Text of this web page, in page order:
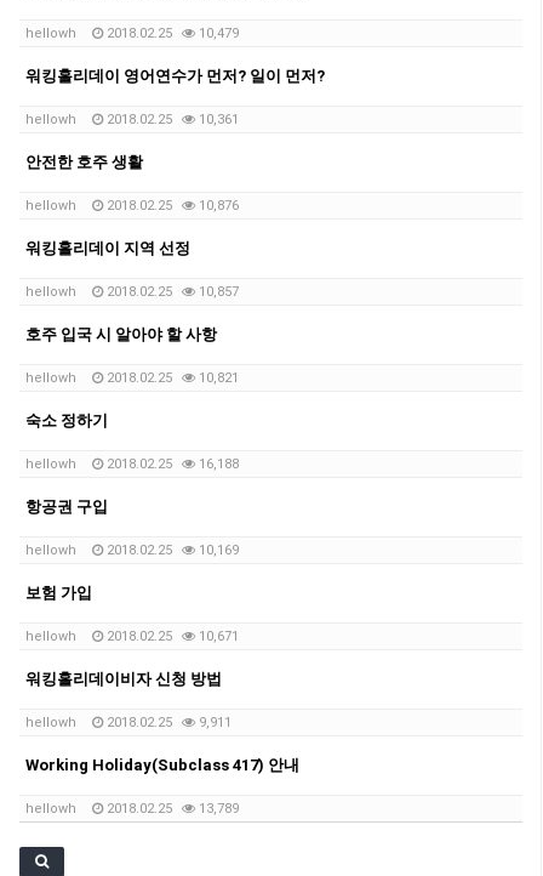
hellowh 2018.02.25 10,479
워킹홀리데이 영어연수가 먼저? 일이 먼저?
hellowh 2018.02.25 10,361
안전한 호주 생활
hellowh 2018.02.25 10,876
워킹홀리데이 지역 선정
hellowh 2018.02.25 10,857
호주 입국 시 알아야 할 사항
hellowh 2018.02.25 10,821
숙소 정하기
hellowh 2018.02.25 16,188
항공권 구입
hellowh 2018.02.25 10,169
보험 가입
hellowh 2018.02.25 10,671
워킹홀리데이비자 신청 방법
hellowh 2018.02.25 9,911
Working Holiday(Subclass 417) 안내
hellowh 2018.02.25 13,789